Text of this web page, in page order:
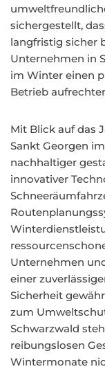
sichergestellt,
langfristig sicher
Unternehmen in
im Winter einen
Betrieb
Mit Blick auf das
Sankt Georgen
nachhaltiger
innovativer
Unternehmen
einer
Sicherheit
zum
Schwarzwald
reibungslosen
Wintermonate